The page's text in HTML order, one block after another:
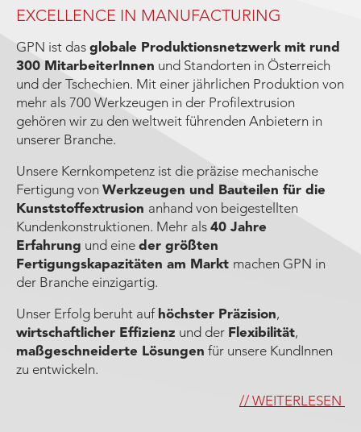
EXCELLENCE IN MANUFACTURING
GPN ist das globale Produktionsnetzwerk mit rund
300 MitarbeiterInnen und Standorten in Österreich
und der Tschechien. Mit einer jährlichen Produktion von
mehr als 700 Werkzeugen in der Profilextrusion
gehören wir zu den weltweit führenden Anbietern in
unserer Branche.
Unsere Kernkompetenz ist die präzise mechanische
Fertigung von Werkzeugen und Bauteilen für die
Kunststoffextrusion anhand von beigestellten
Kundenkonstruktionen. Mehr als 40 Jahre
Erfahrung und eine der größten
Fertigungskapazitäten am Markt machen GPN in
der Branche einzigartig.
Unser Erfolg beruht auf höchster Präzision,
wirtschaftlicher Effizienz und der Flexibilität,
maßgeschneiderte Lösungen für unsere KundInnen
zu entwickeln.
// WEITERLESEN